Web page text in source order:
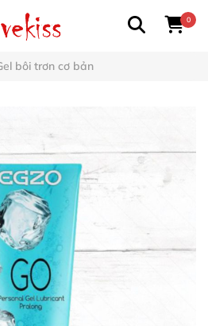
0
bôi trơn cơ bản